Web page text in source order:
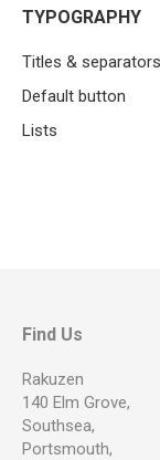
TYPOGRAPHY
Titles & separators
Default button
Lists
Find Us
Rakuzen
140 Elm Grove,
Southsea,
Portsmouth,